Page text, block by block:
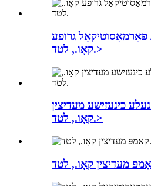
פאַרמאַסוטיקאַל גרופע
קאָו., לטד.>
כינעזישע מעדיצין
קאָו., לטד.>